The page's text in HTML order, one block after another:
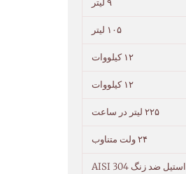
۹ لیتر
۱۰۵ لیتر
۱۲ کیلووات
۱۲ کیلووات
۲۲۵ لیتر در ساعت
۲۴ ولت متناوب
استیل ضد زنگ AISI 304